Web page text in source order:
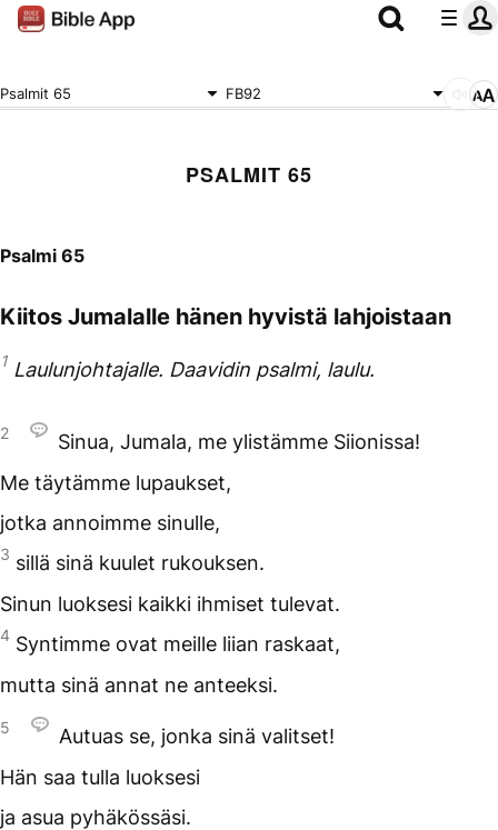
Psalmit 65 FB92
PSALMIT 65
Psalmi 65
Kiitos Jumalalle hänen hyvistä lahjoistaan
1 Laulunjohtajalle. Daavidin psalmi, laulu.
2
Sinua, Jumala, me ylistämme Siionissa!
Me täytämme lupaukset,
jotka annoimme sinulle,
3 sillä sinä kuulet rukouksen.
Sinun luoksesi kaikki ihmiset tulevat.
4 Syntimme ovat meille liian raskaat,
mutta sinä annat ne anteeksi.
5
Autuas se, jonka sinä valitset!
Hän saa tulla luoksesi
ja asua pyhäkössäsi.